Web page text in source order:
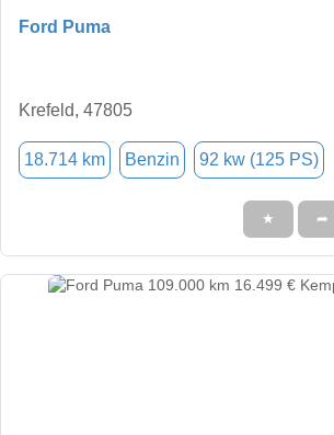
Ford Puma
Krefeld, 47805
18.714 km Benzin 92 kw (125 PS)
★ ➦